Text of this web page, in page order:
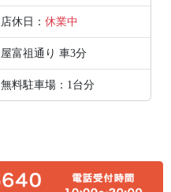
店休日：休業中
屋富祖通り 車3分
無料駐車場：1台分